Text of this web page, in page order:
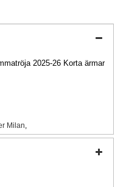
2025-26 Korta ärmar
Milan